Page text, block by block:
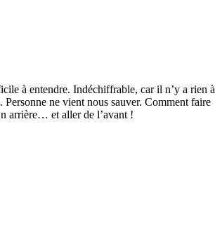
à entendre. Indéchiffrable, car il n’y a rien à
ne vient nous sauver. Comment faire
arrière… et aller de l’avant !